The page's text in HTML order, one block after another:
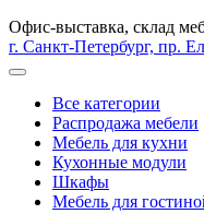
Офис-выставка, склад
г. Санкт-Петербург, пр.
Все категории
Распродажа мебели
Мебель для кухни
Кухонные модули
Шкафы
Мебель для